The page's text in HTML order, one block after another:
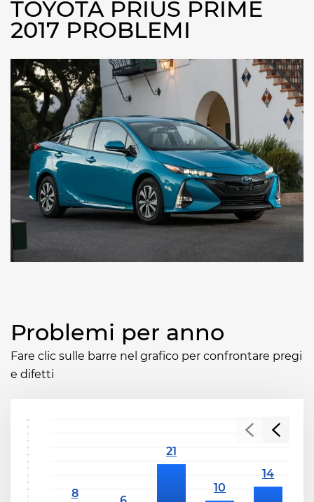
TOYOTA PRIUS PRIME
2017 PROBLEMI
Problemi per anno
Fare clic sulle barre nel grafico per confrontare pregi
e difetti